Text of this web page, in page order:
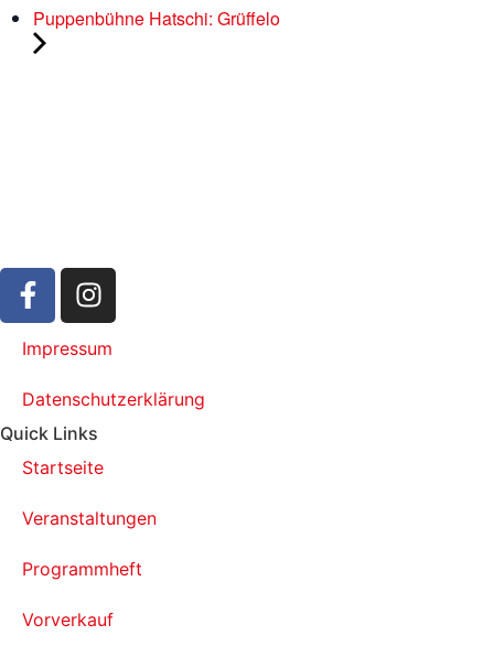
Puppenbühne Hatschi: Grüffelo
Impressum
Datenschutzerklärung
Quick Links
Startseite
Veranstaltungen
Programmheft
Vorverkauf